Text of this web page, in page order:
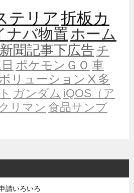
テリア折板カ
ナバ物置ホーム
聞記事下広告 チ
ポケモンＧＯ 車
ボリューションⅩ多
ガンダム iQOS（ア
リマン 食品サンプ
請いろいろ